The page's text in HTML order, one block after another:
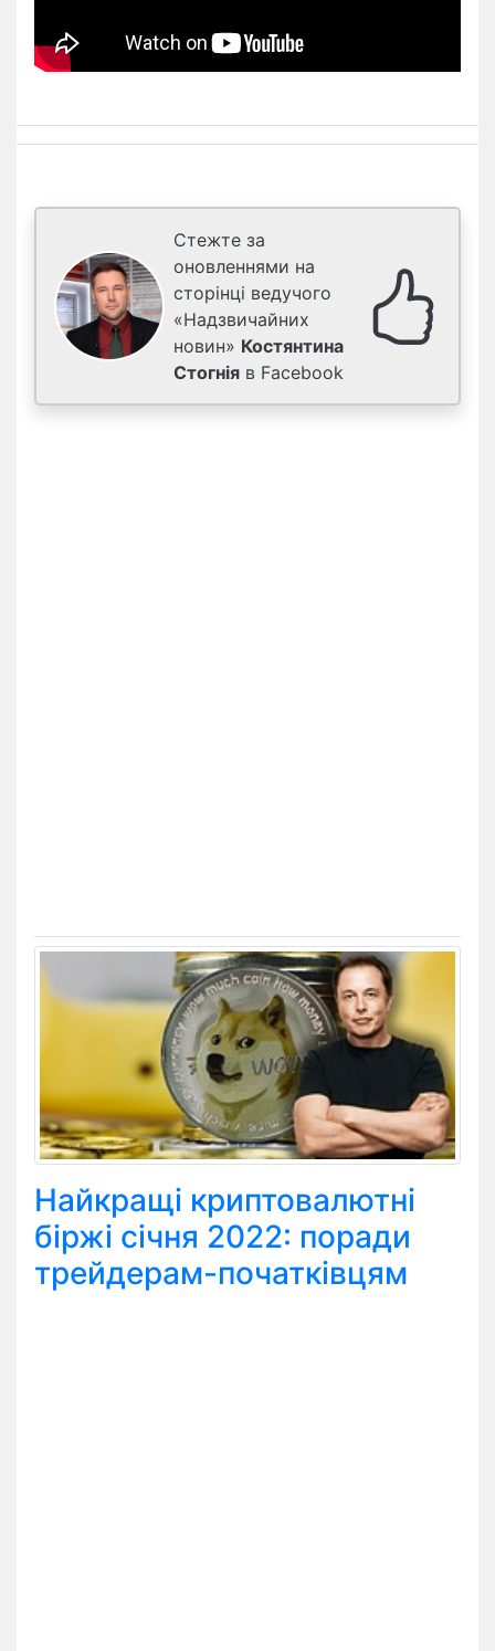
Стежте за
оновленнями на
сторінці ведучого
«Надзвичайних
новин» Костянтина
Стогнія в Facebook
Найкращі криптовалютні
біржі січня 2022: поради
трейдерам-початківцям